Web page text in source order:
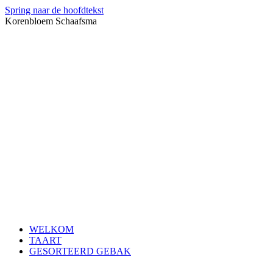
Spring naar de hoofdtekst
Korenbloem Schaafsma
WELKOM
TAART
GESORTEERD GEBAK